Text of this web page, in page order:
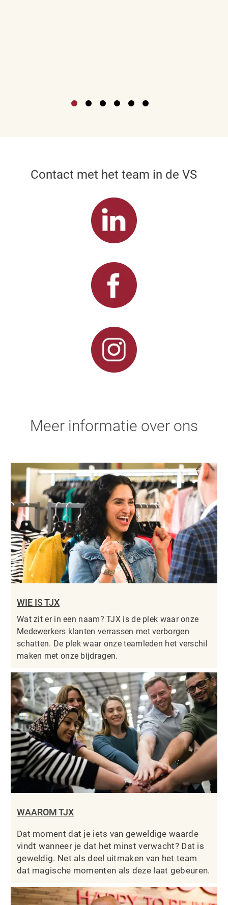
Contact met het team in de VS
Meer informatie over ons
WIE IS TJX
Wat zit er in een naam? TJX is de plek waar onze
Medewerkers klanten verrassen met verborgen
schatten. De plek waar onze teamleden het verschil
maken met onze bijdragen.
WAAROM TJX
Dat moment dat je iets van geweldige waarde
vindt wanneer je dat het minst verwacht? Dat is
geweldig. Net als deel uitmaken van het team
dat magische momenten als deze laat gebeuren.